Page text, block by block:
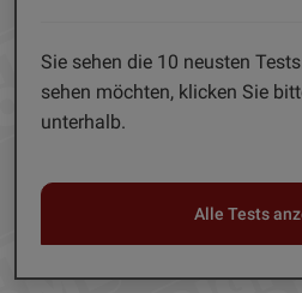
Sie sehen die 10 neusten
sehen möchten, klicken Sie
unterhalb.
Alle Tests